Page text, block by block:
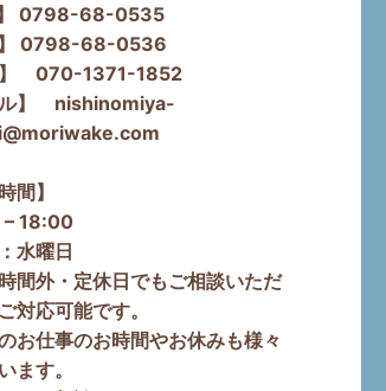
】 0798-68-0535
】 0798-68-0536
】 070-1371-1852
ル】 nishinomiya-
間】
18:00
水曜日
間外・定休日でもご相談いただ
対応可能です。
お仕事のお時間やお休みも様々
ます。